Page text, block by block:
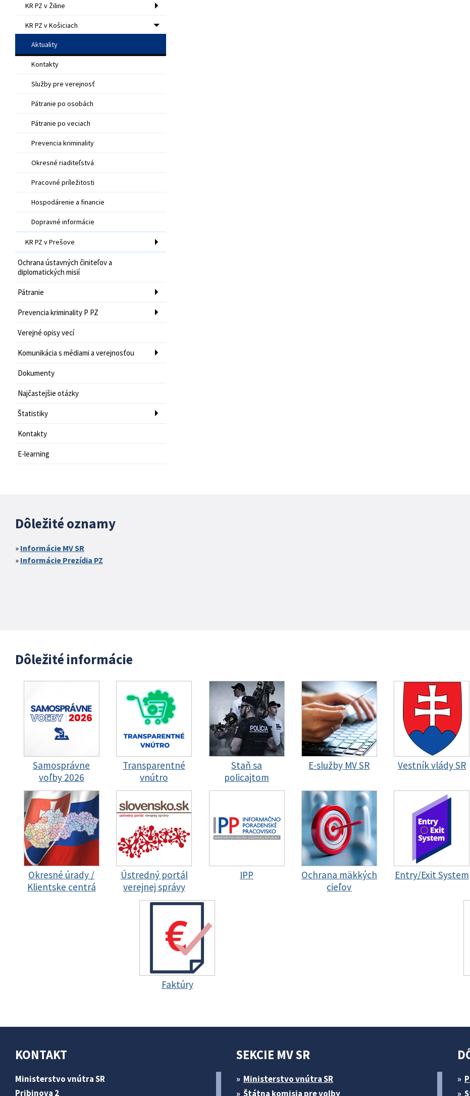
KR PZ v Žiline
KR PZ v Košiciach
Aktuality
Kontakty
Služby pre verejnosť
Pátranie po osobách
Pátranie po veciach
Prevencia kriminality
Okresné riaditeľstvá
Pracovné príležitosti
Hospodárenie a financie
Dopravné informácie
KR PZ v Prešove
Ochrana ústavných činiteľov a
diplomatických misií
Pátranie
Prevencia kriminality P PZ
Verejné opisy vecí
Komunikácia s médiami a verejnosťou
Dokumenty
Najčastejšie otázky
Štatistiky
Kontakty
E-learning
Dôležité oznamy
Informácie MV SR
Informácie Prezídia PZ
Dôležité informácie
Samosprávne
voľby 2026
Transparentné
vnútro
Staň sa
policajtom
E-služby MV SR Vestník vlády SR
Okresné úrady /
Klientske centrá
Ústredný portál
verejnej správy
IPP
Ochrana mäkkých
cieľov
Entry/Exit System
Faktúry
KONTAKT
Ministerstvo vnútra SR
Pribinova 2
SEKCIE MV SR
Ministerstvo vnútra SR
Štátna komisia pre volby